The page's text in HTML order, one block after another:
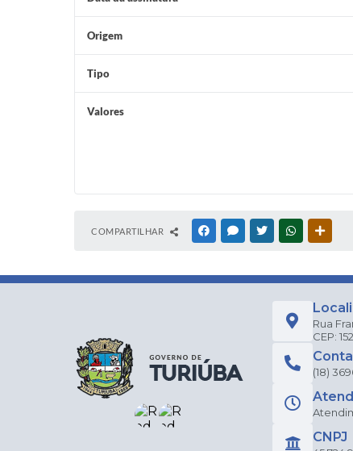
Origem
Tipo
Valores
COMPARTILHAR FACEBOOKMESSENGER
TWITTERWHATSAPP
Rua
CEP:
(18)
CNPJ